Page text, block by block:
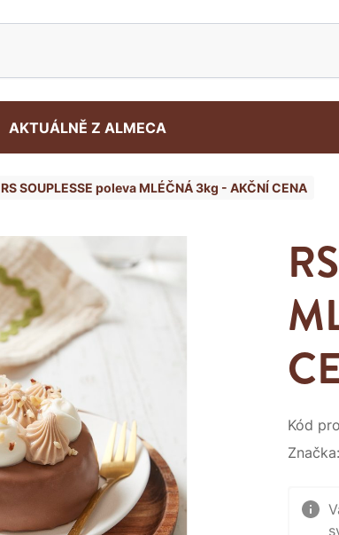
AKTUÁLNĚ Z ALMECA
RS SOUPLESSE poleva MLÉČNÁ 3kg - AKČNÍ CENA
Kód
Značka: